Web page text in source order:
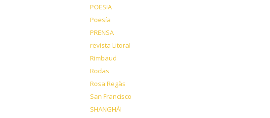
POESIA
Poesía
PRENSA
revista Litoral
Rimbaud
Rodas
Rosa Regàs
San Francisco
SHANGHÁI